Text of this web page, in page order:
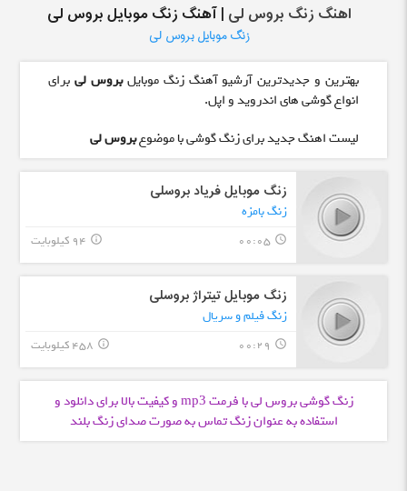
اهنگ زنگ بروس لی | آهنگ زنگ موبایل بروس لی
زنگ موبایل بروس لی
بهترین و جدیدترین آرشیو آهنگ زنگ موبایلبروس لی برای
انواع گوشی های اندروید و اپل.
لیست اهنگ جدید برای زنگ گوشی با موضوعبروس لی
زنگ موبایل فریاد بروسلی
زنگ بامزه
query_builder
00:05 94 کیلوبایت info_outline
زنگ موبایل تیتراژ بروسلی
زنگ فیلم و سریال
query_builder
00:29 458 کیلوبایت info_outline
زنگ گوشی بروس لی با فرمت mp3 و کیفیت بالا برای دانلود و
استفاده به عنوان زنگ تماس به صورت صدای زنگ بلند